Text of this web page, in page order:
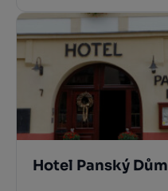
Hotel Panský Dům